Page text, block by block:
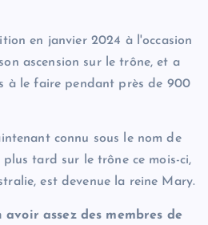
en janvier 2024 à l'occasion
ascension sur le trône, et a
à le faire pendant près de 900
connu sous le nom de
tard sur le trône ce mois-ci,
est devenue la reine Mary.
avoir assez des membres de